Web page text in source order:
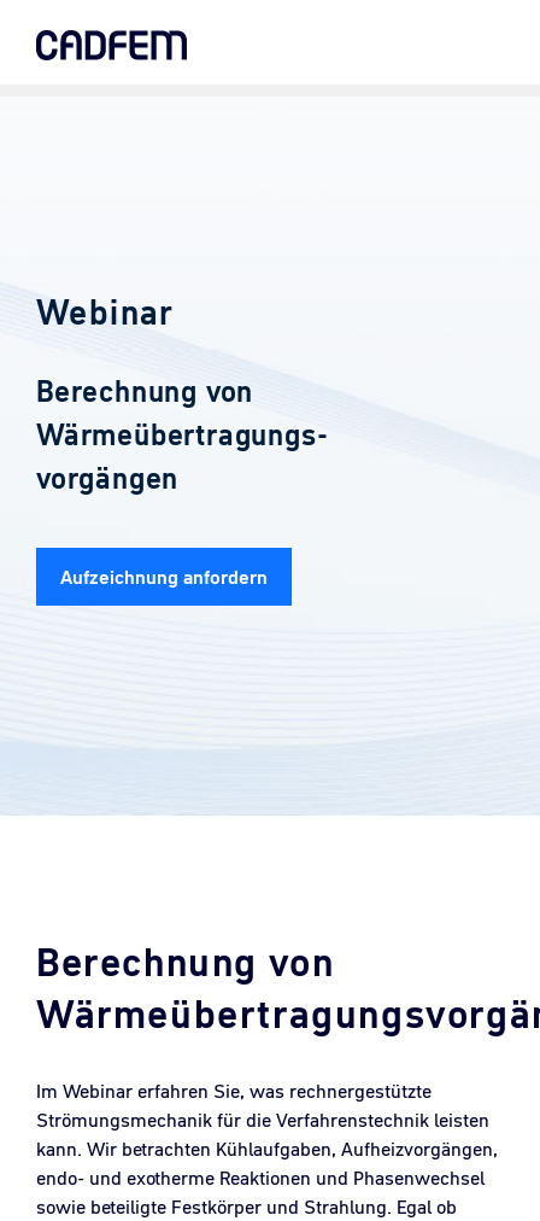
Webinar
Berechnung von
Wärmeübertragungs-
vorgängen
Aufzeichnung anfordern
Berechnung von
Im Webinar erfahren Sie, was rechnergestützte
Strömungsmechanik für die Verfahrenstechnik leisten
kann. Wir betrachten Kühlaufgaben, Aufheizvorgängen,
endo- und exotherme Reaktionen und Phasenwechsel
sowie beteiligte Festkörper und Strahlung. Egal ob